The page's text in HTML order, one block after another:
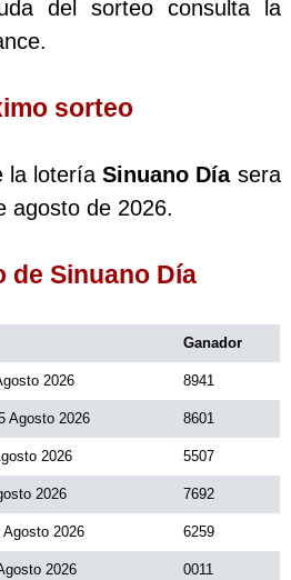
del sorteo consulta la
sorteo
la loteríaSinuano Díasera
agosto de 2026.
de Sinuano Día
Ganador
2026 8941
Agosto 2026 8601
2026 5507
2026 7692
Agosto 2026 6259
2026 0011